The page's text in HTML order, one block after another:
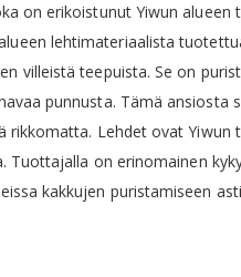
on erikoistunut Yiwun alueen
lehtimateriaalista
villeistä teepuista. Se on
punnusta. Tämä ansiosta
Lehdet ovat Yiwun
Tuottajalla on erinomainen
kakkujen puristamiseen